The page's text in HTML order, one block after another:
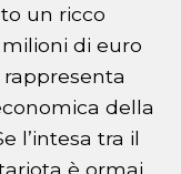
un ricco
di euro
della
l’intesa tra il
è ormai